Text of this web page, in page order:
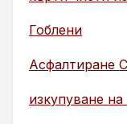
Гоблени
Асфалтиране
изкупуване